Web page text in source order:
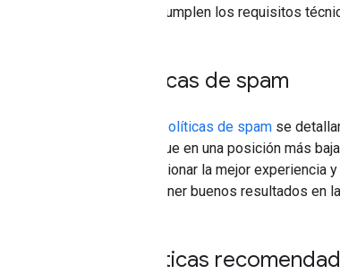
sitios cumplen los requisitos
Políticas de spam
políticas de spam se
clasifique en una posición más
proporcionar la mejor
de obtener buenos resultados en
Prácticas